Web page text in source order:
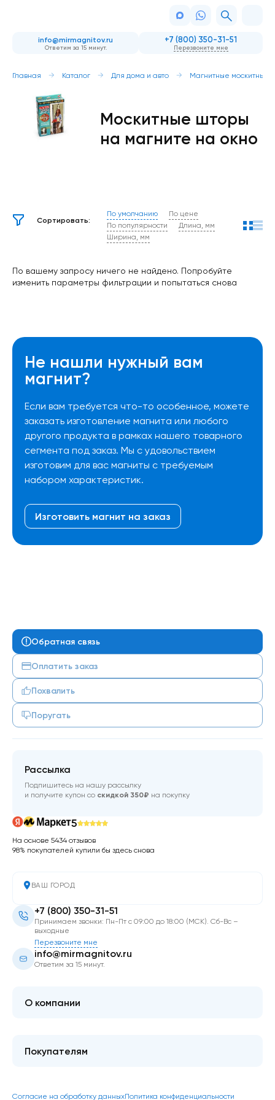
info@mirmagnitov.ru
Ответим за 15 минут.
+7 (800) 350-31-51
Перезвоните мне
Главная Каталог Для дома и авто Магнитные москитные
Москитные шторы
на магните на окно
Сортировать:
По умолчанию
По цене
По популярности
Длина, мм
Ширина, мм
По вашему запросу ничего не найдено. Попробуйте
изменить параметры фильтрации и попытаться снова
Не нашли нужный вам
магнит?
Если вам требуется что-то особенное, можете
заказать изготовление магнита или любого
другого продукта в рамках нашего товарного
сегмента под заказ. Мы с удовольствием
изготовим для вас магниты с требуемым
набором характеристик.
Изготовить магнит на заказ
Обратная связь
Оплатить заказ
Похвалить
Поругать
ВАШ ГОРОД
+7 (800) 350-31-51
Принимаем звонки: Пн-Пт с 09:00 до 18:00 (МСК). Сб-Вс –
выходные
Перезвоните мне
info@mirmagnitov.ru
Ответим за 15 минут.
Покупателям
О компании
Рассылка
Подпишитесь на нашу рассылку
и получите купон со скидкой 350₽ на покупку
5
На основе 5434 отзывов
98% покупателей купили бы здесь снова
Согласие на обработку данныхПолитика конфиденциальности